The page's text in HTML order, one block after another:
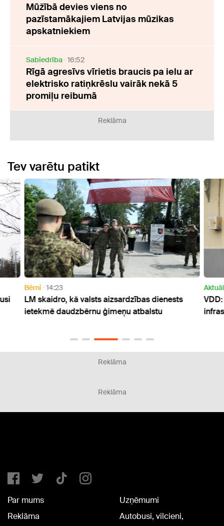
Mūžībā devies viens no
pazīstamākajiem Latvijas mūzikas
apskatniekiem
Sabiedrība 16:52
Rīgā agresīvs vīrietis braucis pa ielu ar
elektrisko ratiņkrēslu vairāk nekā 5
promiļu reibumā
Reklāma
Tev varētu patikt
Bērni 14:23
LM skaidro, kā valsts aizsardzības dienests
ietekmē daudzbērnu ģimeņu atbalstu
Reklāma
Reklāma
Par mums
Reklāma
Uzņēmumi
Autobusi, vilcieni,